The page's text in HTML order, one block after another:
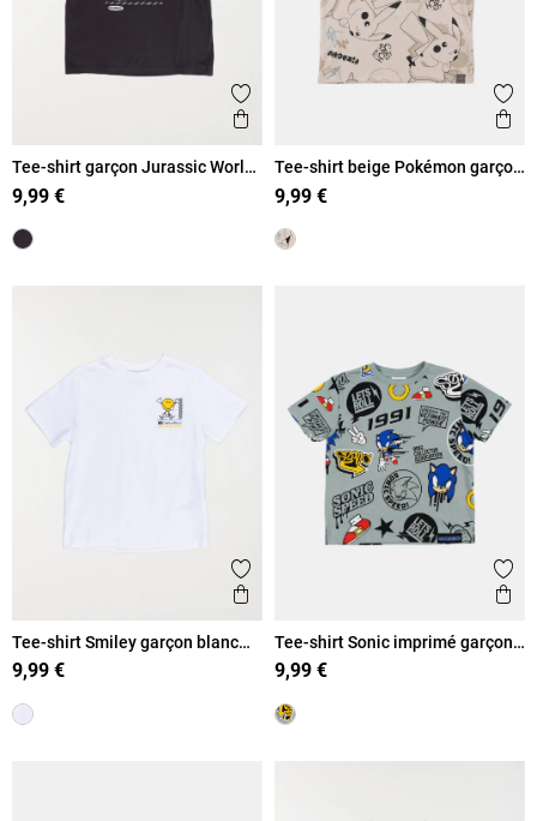
Ajouter aux favoris
Aperçu rapide
Tee-shirt garçon Jurassic World
(5-12A)
9,99 €
Tee-shirt beige Pokémon garçon
(5-12A)
9,99 €
Ajouter aux favoris
Aperçu rapide
Tee-shirt Smiley garçon blanc
(6-12A)
9,99 €
Tee-shirt Sonic imprimé garçon
(5-12A)
9,99 €